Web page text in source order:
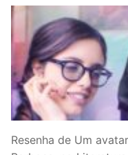
Resenha de Um